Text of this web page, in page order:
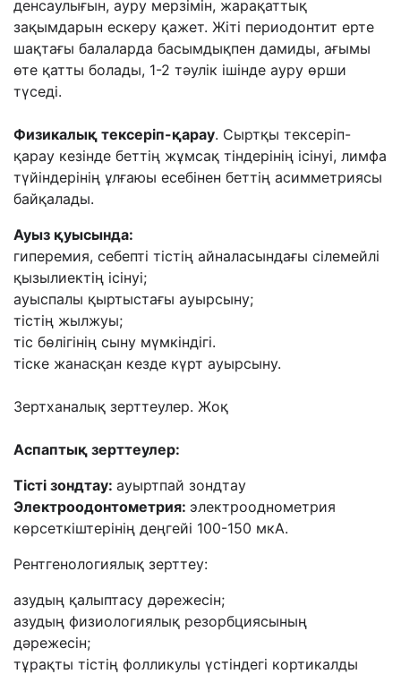
денсаулығын, ауру мерзімін, жарақаттық
зақымдарын ескеру қажет. Жіті периодонтит ерте
шақтағы балаларда басымдықпен дамиды, ағымы
өте қатты болады, 1-2 тәулік ішінде ауру өрши
түседі.
Физикалық тексеріп-қарау. Сыртқы тексеріп-
қарау кезінде беттің жұмсақ тіндерінің ісінуі, лимфа
түйіндерінің ұлғаюы есебінен беттің асимметриясы
байқалады.
Ауыз қуысында:
гиперемия, себепті тістің айналасындағы сілемейлі
қызылиектің ісінуі;
ауыспалы қыртыстағы ауырсыну;
тістің жылжуы;
тіс бөлігінің сыну мүмкіндігі.
тіске жанасқан кезде күрт ауырсыну.
Зертханалық зерттеулер. Жоқ
Аспаптық зерттеулер:
Тісті зондтау: ауыртпай зондтау
Электроодонтометрия: электрооднометрия
көрсеткіштерінің деңгейі 100-150 мкА.
Рентгенологиялық зерттеу:
азудың қалыптасу дәрежесін;
азудың физиологиялық резорбциясының
дәрежесін;
тұрақты тістің фолликулы үстіндегі кортикалды